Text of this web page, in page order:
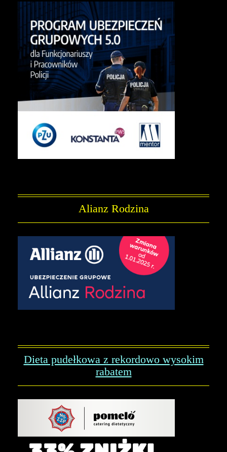
Alianz Rodzina
Dieta pudełkowa z rekordowo wysokim
rabatem